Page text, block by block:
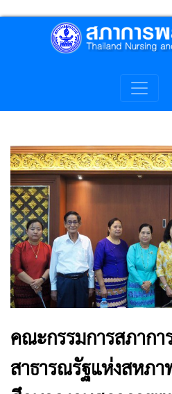
คณะกรรมการสภาก
สาธารณรัฐแห่งสหภา